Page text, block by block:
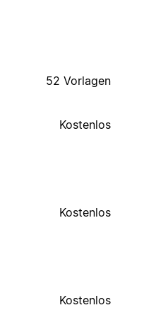
52 Vorlagen
Kostenlos
Kostenlos
Kostenlos